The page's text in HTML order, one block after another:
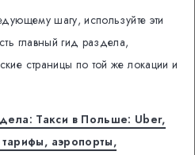
шагу, используйте эти
главный гид раздела,
страницы по той же локации и
Такси в Польше: Uber,
тарифы, аэропорты,